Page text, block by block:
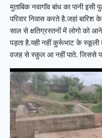
मुताबिक नवागॉव बांध का पानी
परिवार निवास करते है.जहां
साल से क्षतिग्रस्तनों में लोगो को
पड़ता है.यही नहीं कुर्रूभाट के स्कूली
वजह से स्कुल आ नहीं पाते. जिससे